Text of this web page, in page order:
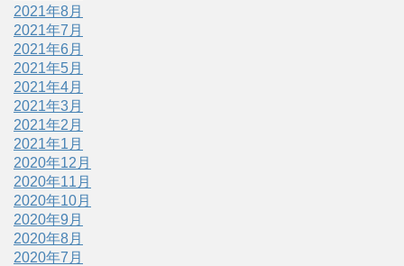
2021年8月
2021年7月
2021年6月
2021年5月
2021年4月
2021年3月
2021年2月
2021年1月
2020年12月
2020年11月
2020年10月
2020年9月
2020年8月
2020年7月